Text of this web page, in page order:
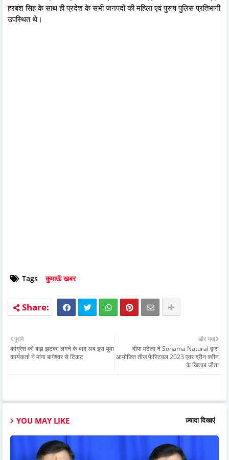
हरबंश सिह के साथ ही प्रदेश के सभी जनपदों की महिला एवं पुरूष पुलिस प्रतिभागी
उपस्थित थे।
Tags कुमाऊॅ खबर
और नया
दीपा मटेला ने Sonama Natural द्वारा
आयोजित तीज फेस्टिवल 2023 एवर ग्रीन क्वीन
के खिताब जीता
पुराने
कांग्रेस को बड़ा झटका लगने के बाद अब इस युवा
कार्यकर्ता ने मांगा बागेश्वर से टिकट
YOU MAY LIKE ज़्यादा दिखाएं